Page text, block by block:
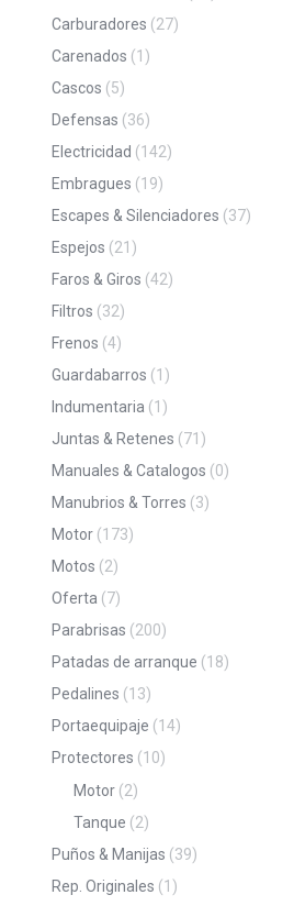
Carburadores (27)
Carenados (1)
Cascos (5)
Defensas (36)
Electricidad (142)
Embragues (19)
Escapes & Silenciadores (37)
Espejos (21)
Faros & Giros (42)
Filtros (32)
Frenos (4)
Guardabarros (1)
Indumentaria (1)
Juntas & Retenes (71)
Manuales & Catalogos (0)
Manubrios & Torres (3)
Motor (173)
Motos (2)
Oferta (7)
Parabrisas (200)
Patadas de arranque (18)
Pedalines (13)
Portaequipaje (14)
Protectores (10)
Motor (2)
Tanque (2)
Puños & Manijas (39)
Rep. Originales (1)